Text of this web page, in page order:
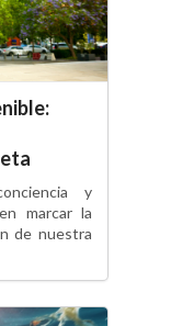
y
marcar la
de nuestra